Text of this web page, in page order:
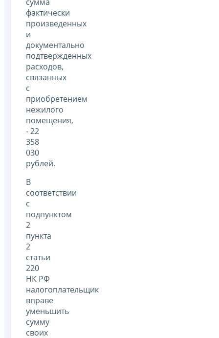
фактически
произведенных
и
документально
подтвержденных
расходов,
связанных
с
приобретением
нежилого
помещения,
- 22
358
030
рублей.
В
соответствии
с
подпунктом
2
пункта
2
статьи
220
НК РФ
налогоплательщик
вправе
уменьшить
сумму
своих